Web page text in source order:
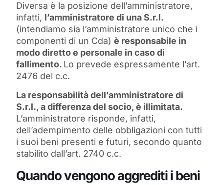
Diversa è la posizione dell’amministratore,
infatti, l’amministratore di una S.r.l.
(intendiamo sia l’amministratore unico che i
componenti di un Cda) è responsabile in
modo diretto e personale in caso di
fallimento. Lo prevede espressamente l’art.
2476 del c.c.
La responsabilità dell’amministratore di
S.r.l., a differenza del socio, è illimitata.
L’amministratore risponde, infatti,
dell’adempimento delle obbligazioni con tutti
i suoi beni presenti e futuri, secondo quanto
stabilito dall’art. 2740 c.c.
Quando vengono aggrediti i beni